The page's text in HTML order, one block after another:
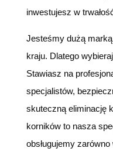
inwestujesz w
Jesteśmy dużą
kraju. Dlatego
Stawiasz na
specjalistów,
skuteczną eliminację
korników to nasza
obsługujemy